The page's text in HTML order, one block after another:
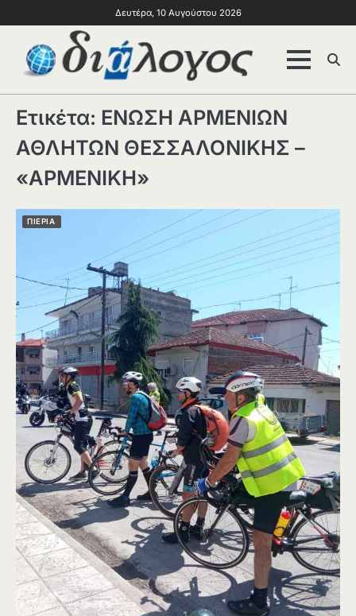
Δευτέρα, 10 Αυγούστου 2026
Ετικέτα: ΕΝΩΣΗ ΑΡΜΕΝΙΩΝ
ΑΘΛΗΤΩΝ ΘΕΣΣΑΛΟΝΙΚΗΣ –
«ΑΡΜΕΝΙΚΗ»
ΠΙΕΡΙΑ